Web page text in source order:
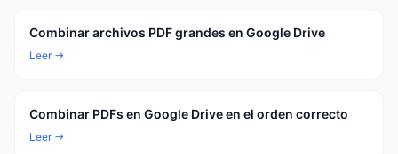
Combinar archivos PDF grandes en Google Drive
Leer →
Combinar PDFs en Google Drive en el orden correcto
Leer →